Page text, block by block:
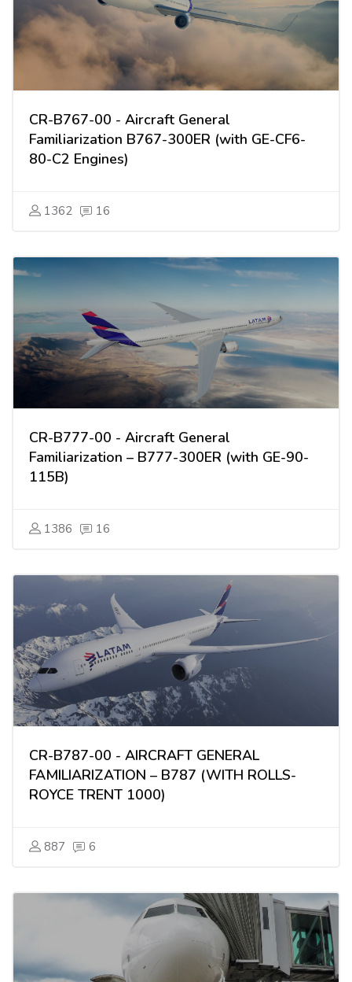
CR-B767-00 - Aircraft General
Familiarization B767-300ER (with GE-CF6-
80-C2 Engines)
1362 16
CR-B777-00 - Aircraft General
Familiarization – B777-300ER (with GE-90-
115B)
1386 16
CR-B787-00 - AIRCRAFT GENERAL
FAMILIARIZATION – B787 (WITH ROLLS-
ROYCE TRENT 1000)
887 6